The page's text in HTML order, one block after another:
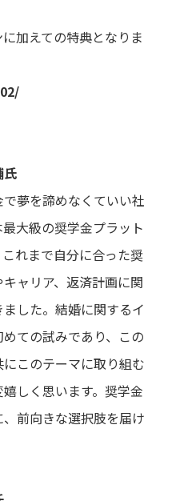
加えての特典となりま
夢を諦めなくていい社
大級の奨学金プラット
れまで自分に合った奨
ャリア、返済計画に関
した。結婚に関するイ
ての試みであり、この
このテーマに取り組む
しく思います。奨学金
前向きな選択肢を届け